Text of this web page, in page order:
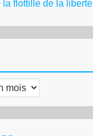
la flottille de la liberté